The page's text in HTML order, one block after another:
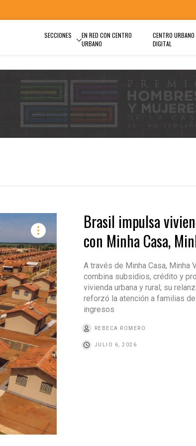
SECCIONES
EN RED CON CENTRO
URBANO
CENTRO URBANO
DIGITAL
Brasil impulsa
con Minha Casa,
A través de Minha Casa, Minha
combina subsidios, crédito y
vivienda urbana y rural; su
reforzó la atención a familias
ingresos
REBECA ROMERO
JULIO 6, 2026